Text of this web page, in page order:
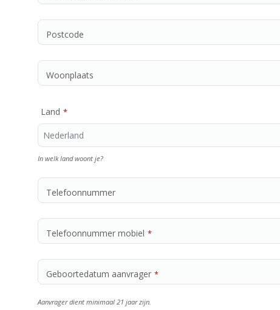
Postcode
Woonplaats
Land *
In welk land woont je?
Telefoonnummer
Telefoonnummer mobiel *
Geboortedatum aanvrager *
Aanvrager dient minimaal 21 jaar zijn.